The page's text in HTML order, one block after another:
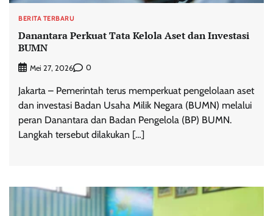
BERITA TERBARU
Danantara Perkuat Tata Kelola Aset dan Investasi
BUMN
Mei 27, 2026 0
Jakarta – Pemerintah terus memperkuat pengelolaan aset
dan investasi Badan Usaha Milik Negara (BUMN) melalui
peran Danantara dan Badan Pengelola (BP) BUMN.
Langkah tersebut dilakukan […]